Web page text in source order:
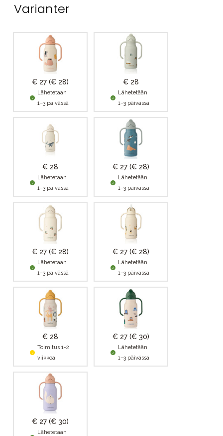
Varianter
€ 27 (€ 28)
Lähetetään
1–3 päivässä
€ 28
Lähetetään
1–3 päivässä
€ 28
Lähetetään
1–3 päivässä
€ 27 (€ 28)
Lähetetään
1–3 päivässä
€ 27 (€ 28)
Lähetetään
1–3 päivässä
€ 27 (€ 28)
Lähetetään
1–3 päivässä
€ 28
Toimitus 1-2
viikkoa
€ 27 (€ 30)
Lähetetään
1–3 päivässä
€ 27 (€ 30)
Lähetetään